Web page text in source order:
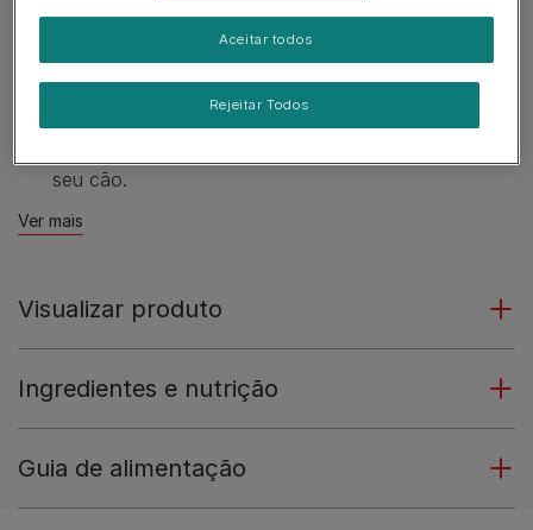
Alimento complementar para cães adultos.
ou conservantes artificiais.
Ofereça inteiro ou parta facilmente em pequenos
seu cão.
Ver mais
Visualizar produto
Ingredientes e nutrição
Guia de alimentação
Rejeitar Todos
Aceitar todos